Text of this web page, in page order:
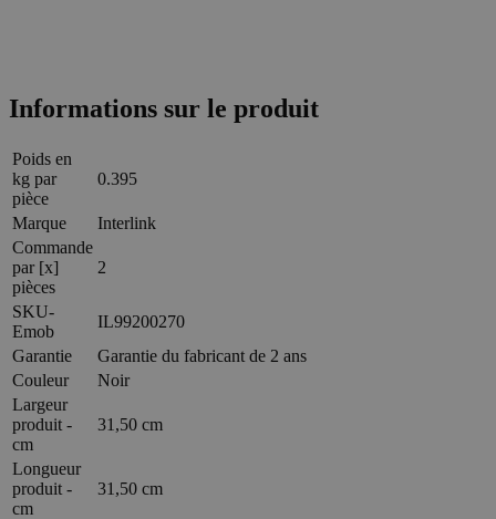
Informations sur le produit
Poids en
kg par
pièce
0.395
Marque
Interlink
Commande
par [x]
pièces
2
SKU-
Emob
IL99200270
Garantie
Garantie du fabricant de 2 ans
Couleur
Noir
Largeur
produit -
cm
31,50 cm
Longueur
produit -
cm
31,50 cm